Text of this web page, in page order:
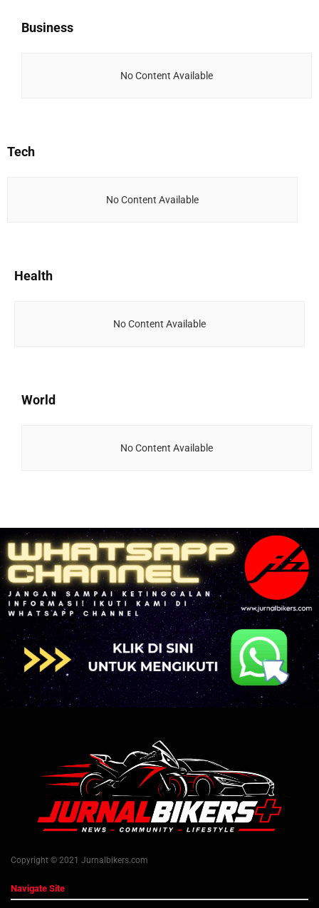
Business
No Content Available
Tech
No Content Available
Health
No Content Available
World
No Content Available
Copyright © 2021 Jurnalbikers.com
Navigate Site